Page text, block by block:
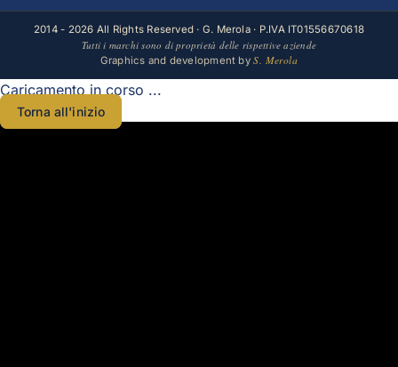
2014 - 2026 All Rights Reserved · G. Merola · P.IVA IT01556670618
Tutti i marchi sono di proprietà delle rispettive aziende
Graphics and development byS. Merola
Caricamento in corso ...
Torna all'inizio